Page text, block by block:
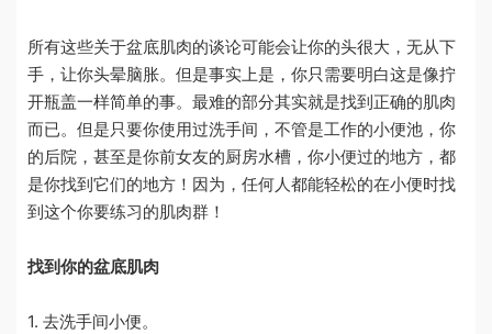
所有这些关于盆底肌肉的谈论可能会让你的头很大，无从下
手，让你头晕脑胀。但是事实上是，你只需要明白这是像拧
开瓶盖一样简单的事。最难的部分其实就是找到正确的肌肉
而已。但是只要你使用过洗手间，不管是工作的小便池，你
的后院，甚至是你前女友的厨房水槽，你小便过的地方，都
是你找到它们的地方！因为，任何人都能轻松的在小便时找
到这个你要练习的肌肉群！
找到你的盆底肌肉
1. 去洗手间小便。